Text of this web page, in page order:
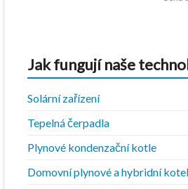
Jak fungují naše
Solární zařízení
Tepelná čerpadla
Plynové kondenzační kotle
Domovní plynové a hybridní